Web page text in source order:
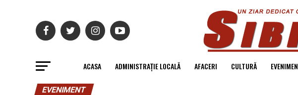
ACASA ADMINISTRAȚIE LOCALĂ AFACERI CULTURĂ
EVENIMENT